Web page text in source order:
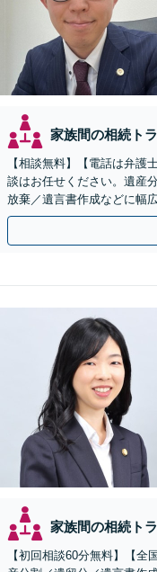
家族間の相続ト
【相談無料】【電話は弁護
談はお任せください。遺産
放棄／遺言書作成などに幅
有利な解決を目指します【
家族間の相続ト
【初回相談60分無料】【